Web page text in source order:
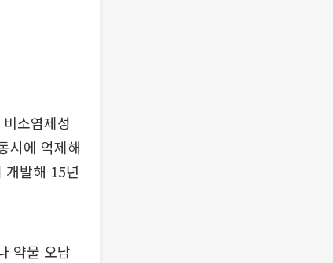
소염제성
시에 억제해
개발해 15년
약물 오남